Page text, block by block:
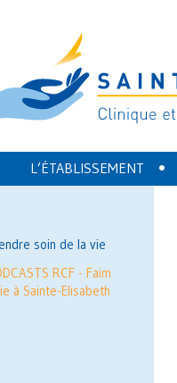
L’ÉTABLISSEMENT •
soin de la vie
RCF - Faim
à Sainte-Elisabeth